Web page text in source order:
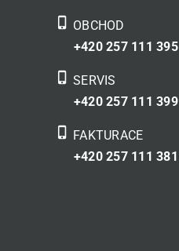
phone_iphone OBCHOD
+420 257 111 395
phone_iphone SERVIS
+420 257 111 399
phone_iphone FAKTURACE
+420 257 111 381